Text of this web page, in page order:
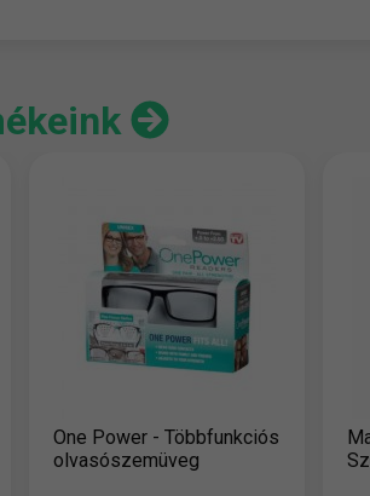
One Power - Többfunkciós
olvasószemüveg